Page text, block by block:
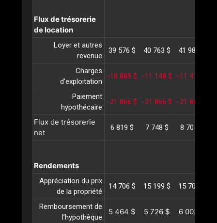
Flux de trésorerie
de location
Loyer et autres
revenue
39 576 $ 40 763 $ 41 986 $
Charges
d'exploitation
-10 889 $ -11 148 $ -11 413 $
Paiement
hypothécaire
-21 866 $ -21 866 $ -21 866 $
Flux de trésorerie
net
6 819 $ 7 748 $ 8 705 $
Rendements
Appréciation du prix
de la propriété
14 706 $ 15 199 $ 15 708 $
Remboursement de
l’hypothèque
5 464 $ 5 726 $ 6 002 $